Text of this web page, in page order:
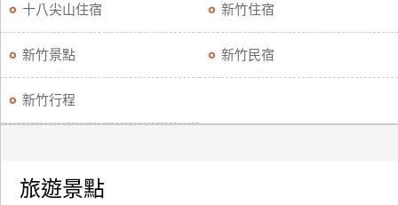
十八尖山住宿 新竹住宿
新竹景點 新竹民宿
新竹行程
旅遊景點